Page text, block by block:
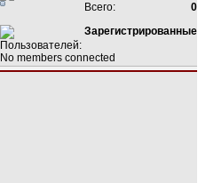
Всего:
0
Зарегистрированные
No members connected